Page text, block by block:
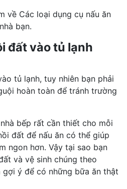
về Các loại dụng cụ nấu ăn
bạn.
đất vào tủ lạnh
tủ lạnh, tuy nhiên bạn phải
hoàn toàn để tránh trường
bếp rất cần thiết cho mỗi
đất để nấu ăn có thể giúp
ngon hơn. Vậy tại sao bạn
và vệ sinh chúng theo
gợi ý để có những bữa ăn thật